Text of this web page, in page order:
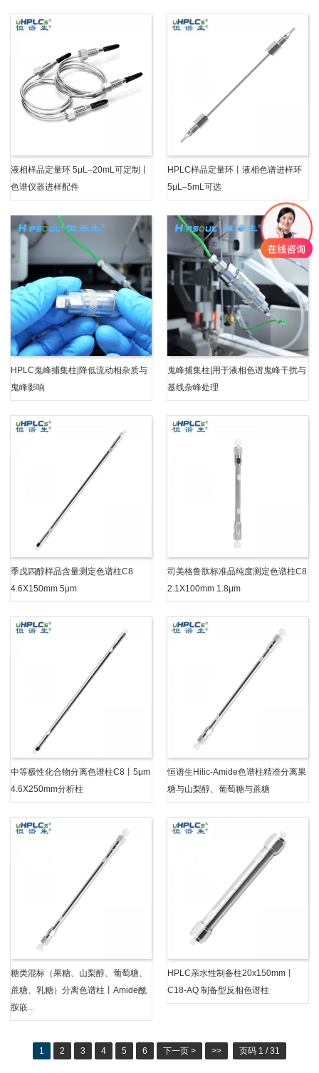
液相样品定量环 5μL–20mL可定制丨
色谱仪器进样配件
HPLC样品定量环丨液相色谱进样环
5μL–5mL可选
HPLC鬼峰捕集柱|降低流动相杂质与
鬼峰影响
鬼峰捕集柱|用于液相色谱鬼峰干扰与
基线杂峰处理
季戊四醇样品含量测定色谱柱C8
4.6X150mm 5μm
司美格鲁肽标准品纯度测定色谱柱C8
2.1X100mm 1.8μm
中等极性化合物分离色谱柱C8丨5μm
4.6X250mm分析柱
恒谱生Hilic-Amide色谱柱精准分离果
糖与山梨醇、葡萄糖与蔗糖
糖类混标（果糖、山梨醇、葡萄糖、
蔗糖、乳糖）分离色谱柱丨Amide酰
胺嵌...
HPLC亲水性制备柱20x150mm丨
C18-AQ 制备型反相色谱柱
1 2 3 4 5 6 下一页 > >> 页码 1 / 31